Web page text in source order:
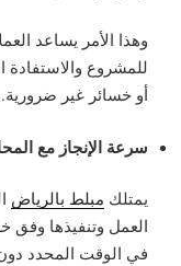
وهذا الأمر يساعد
للمشروع
أو خسائر غير ضرورية.
سرعة الإنجاز مع
يمتلك مبلط بالرياض
العمل وتنفيذها وفق
في الوقت المحدد دون